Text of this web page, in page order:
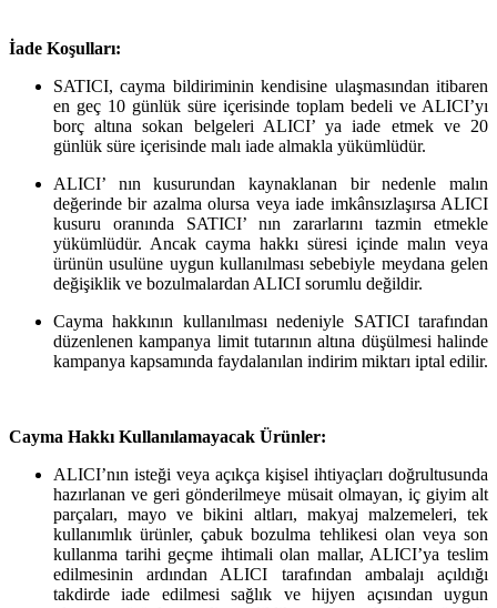
İade Koşulları:
SATICI, cayma bildiriminin kendisine ulaşmasından itibaren
en geç 10 günlük süre içerisinde toplam bedeli ve ALICI’yı
borç altına sokan belgeleri ALICI’ ya iade etmek ve 20
günlük süre içerisinde malı iade almakla yükümlüdür.
ALICI’ nın kusurundan kaynaklanan bir nedenle malın
değerinde bir azalma olursa veya iade imkânsızlaşırsa ALICI
kusuru oranında SATICI’ nın zararlarını tazmin etmekle
yükümlüdür. Ancak cayma hakkı süresi içinde malın veya
ürünün usulüne uygun kullanılması sebebiyle meydana gelen
değişiklik ve bozulmalardan ALICI sorumlu değildir.
Cayma hakkının kullanılması nedeniyle SATICI tarafından
düzenlenen kampanya limit tutarının altına düşülmesi halinde
kampanya kapsamında faydalanılan indirim miktarı iptal edilir.
Cayma Hakkı Kullanılamayacak Ürünler:
ALICI’nın isteği veya açıkça kişisel ihtiyaçları doğrultusunda
hazırlanan ve geri gönderilmeye müsait olmayan, iç giyim alt
parçaları, mayo ve bikini altları, makyaj malzemeleri, tek
kullanımlık ürünler, çabuk bozulma tehlikesi olan veya son
kullanma tarihi geçme ihtimali olan mallar, ALICI’ya teslim
edilmesinin ardından ALICI tarafından ambalajı açıldığı
takdirde iade edilmesi sağlık ve hijyen açısından uygun